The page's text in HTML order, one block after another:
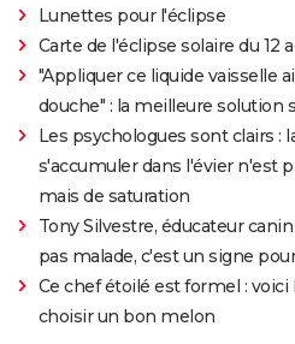
Lunettes pour l'éclipse
Carte de l'éclipse solaire du 12
"Appliquer ce liquide vaisselle
douche" : la meilleure solution
Les psychologues sont clairs :
s'accumuler dans l'évier n'est
mais de saturation
Tony Silvestre, éducateur
pas malade, c'est un signe
Ce chef étoilé est formel :
choisir un bon melon